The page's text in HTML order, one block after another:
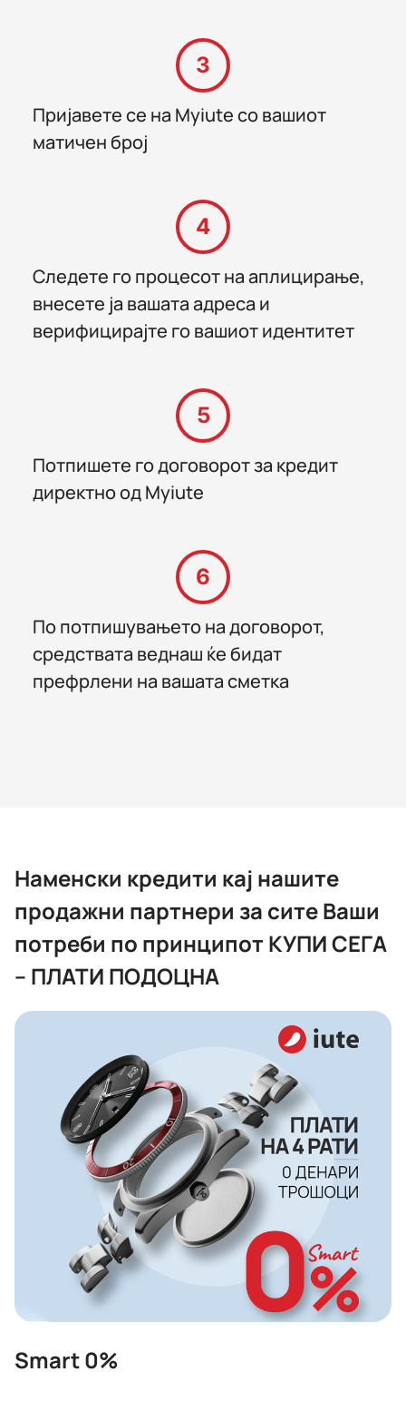
3
Пријавете се на Myiute со вашиот
матичен број
4
Следете го процесот на аплицирање,
внесете ја вашата адреса и
верифицирајте го вашиот идентитет
5
Потпишете го договорот за кредит
директно од Myiute
6
По потпишувањето на договорот,
средствата веднаш ќе бидат
префрлени на вашата сметка
Наменски кредити кај нашите
продажни партнери за сите Ваши
потреби по принципот КУПИ СЕГА
– ПЛАТИ ПОДОЦНА
Smart 0%